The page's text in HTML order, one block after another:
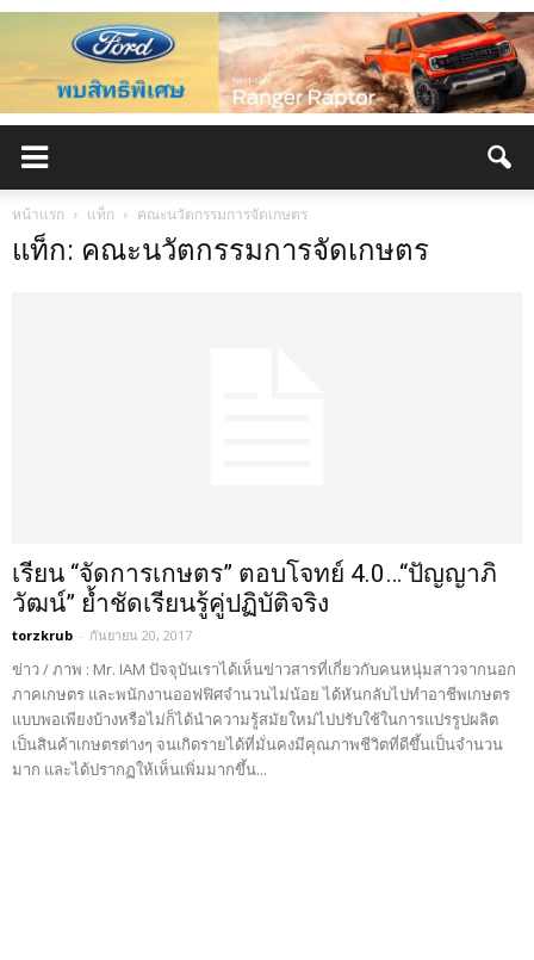
หน้าแรก แท็ก คณะนวัตกรรมการจัดเกษตร
แท็ก: คณะนวัตกรรมการจัดเกษตร
เรียน “จัดการเกษตร” ตอบโจทย์ 4.0…“ปัญญาภิ
วัฒน์” ย้ำชัดเรียนรู้คู่ปฏิบัติจริง
torzkrub - กันยายน 20, 2017
ข่าว / ภาพ : Mr. IAM ปัจจุบันเราได้เห็นข่าวสารที่เกี่ยวกับคนหนุ่มสาวจากนอก
ภาคเกษตร และพนักงานออฟฟิศจำนวนไม่น้อย ได้หันกลับไปทำอาชีพเกษตร
แบบพอเพียงบ้างหรือไม่ก็ได้นำความรู้สมัยใหม่ไปปรับใช้ในการแปรรูปผลิต
เป็นสินค้าเกษตรต่างๆ จนเกิดรายได้ที่มั่นคงมีคุณภาพชีวิตที่ดีขึ้นเป็นจำนวน
มาก และได้ปรากฏให้เห็นเพิ่มมากขึ้น...